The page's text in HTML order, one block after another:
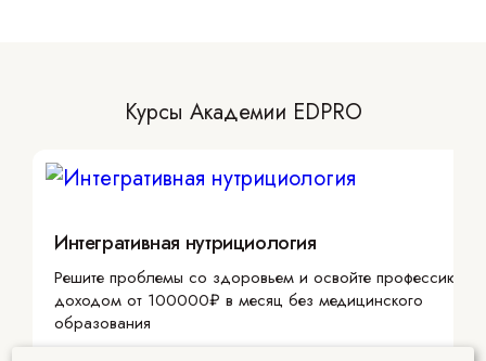
Курсы Академии EDPRO
Интегративная нутрициология
Решите проблемы со здоровьем и освойте профессию с
доходом от 100000₽ в месяц без медицинского
образования